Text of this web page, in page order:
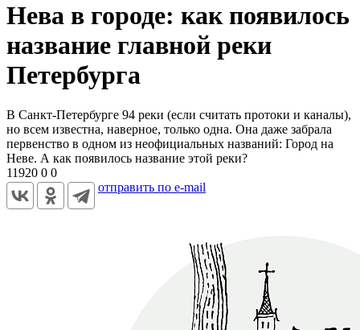
Нева в городе: как появилось
название главной реки
Петербурга
В Санкт-Петербурге 94 реки (если считать протоки и каналы),
но всем известна, наверное, только одна. Она даже забрала
первенство в одном из неофициальных названий: Город на
Неве. А как появилось название этой реки?
11920 0 0
отправить по e-mail